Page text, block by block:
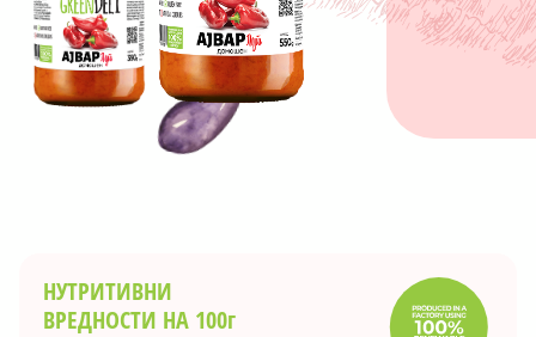
НУТРИТИВНИ
ВРЕДНОСТИ НА 100г